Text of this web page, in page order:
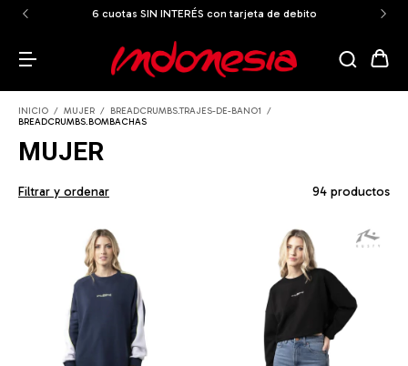
ENVÍOS GRATIS A TODO EL PAÍS a partir de los $159.999
INICIO / MUJER / BREADCRUMBS.TRAJES-DE-BANO1 /
BREADCRUMBS.BOMBACHAS
MUJER
Filtrar y ordenar 94 productos